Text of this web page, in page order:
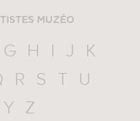
MUZÉO
G H I J
K
R S T
U
Y Z